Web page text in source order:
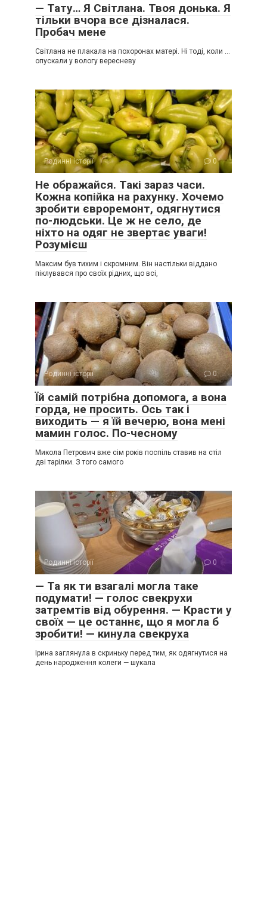
— Тату… Я Світлана. Твоя донька. Я
тільки вчора все дізналася.
Пробач мене
Світлана не плакала на похоронах матері. Ні тоді, коли …
опускали у вологу вересневу
Родинні історії 0
Не ображайся. Такі зараз часи.
Кожна копійка на рахунку. Хочемо
зробити євроремонт, одягнутися
по-людськи. Це ж не село, де
ніхто на одяг не звертає уваги!
Розумієш
Максим був тихим і скромним. Він настільки віддано
піклувався про своїх рідних, що всі,
Родинні історії 0
Їй самій потрібна допомога, а вона
горда, не просить. Ось так і
виходить — я їй вечерю, вона мені
мамин голос. По-чесному
Микола Петрович вже сім років поспіль ставив на стіл
дві тарілки. З того самого
Родинні історії 0
— Та як ти взагалі могла таке
подумати! — голос свекрухи
затремтів від обурення. — Красти у
своїх — це останнє, що я могла б
зробити! — кинула свекруха
Ірина заглянула в скриньку перед тим, як одягнутися на
день народження колеги — шукала